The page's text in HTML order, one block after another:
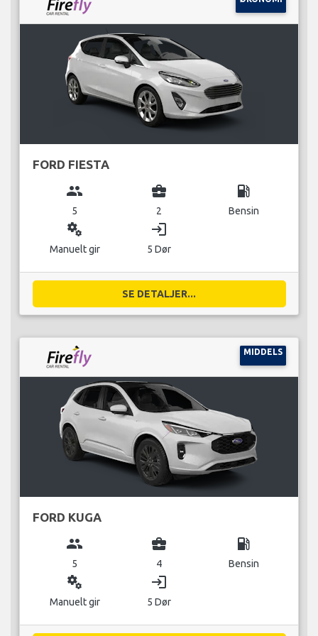
FORD FIESTA
group
5
business_center
2
local_gas_station
Bensin
miscellaneous_services
Manuelt gir
login
5 Dør
SE DETALJER...
MIDDELS
FORD KUGA
group
5
business_center
4
local_gas_station
Bensin
miscellaneous_services
Manuelt gir
login
5 Dør